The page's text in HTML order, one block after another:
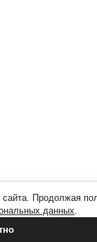
Продолжая
данных.